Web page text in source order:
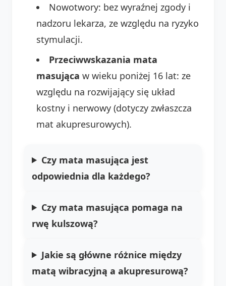
Nowotwory: bez wyraźnej zgody i
nadzoru lekarza, ze względu na ryzyko
stymulacji.
Przeciwwskazania mata
masująca w wieku poniżej 16 lat: ze
względu na rozwijający się układ
kostny i nerwowy (dotyczy zwłaszcza
mat akupresurowych).
Czy mata masująca jest
odpowiednia dla każdego?
Czy mata masująca pomaga na
rwę kulszową?
Jakie są główne różnice między
matą wibracyjną a akupresurową?